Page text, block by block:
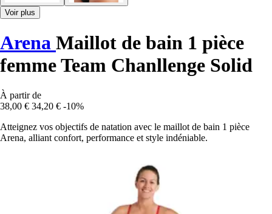
Voir plus
Arena Maillot de bain 1 pièce
femme Team Chanllenge Solid
À partir de
38,00 € 34,20 € -10%
Atteignez vos objectifs de natation avec le maillot de bain 1 pièce
Arena, alliant confort, performance et style indéniable.